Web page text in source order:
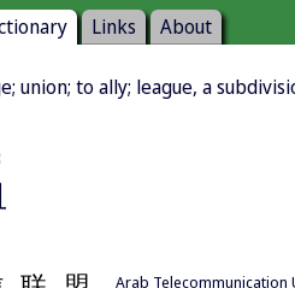
Links About
union; to ally; league, a
Arab Telecommunication